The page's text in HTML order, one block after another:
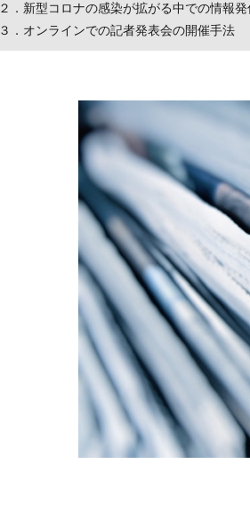
２．新型コロナの感染が拡がる中での情報
３．オンラインでの記者発表会の開催手法